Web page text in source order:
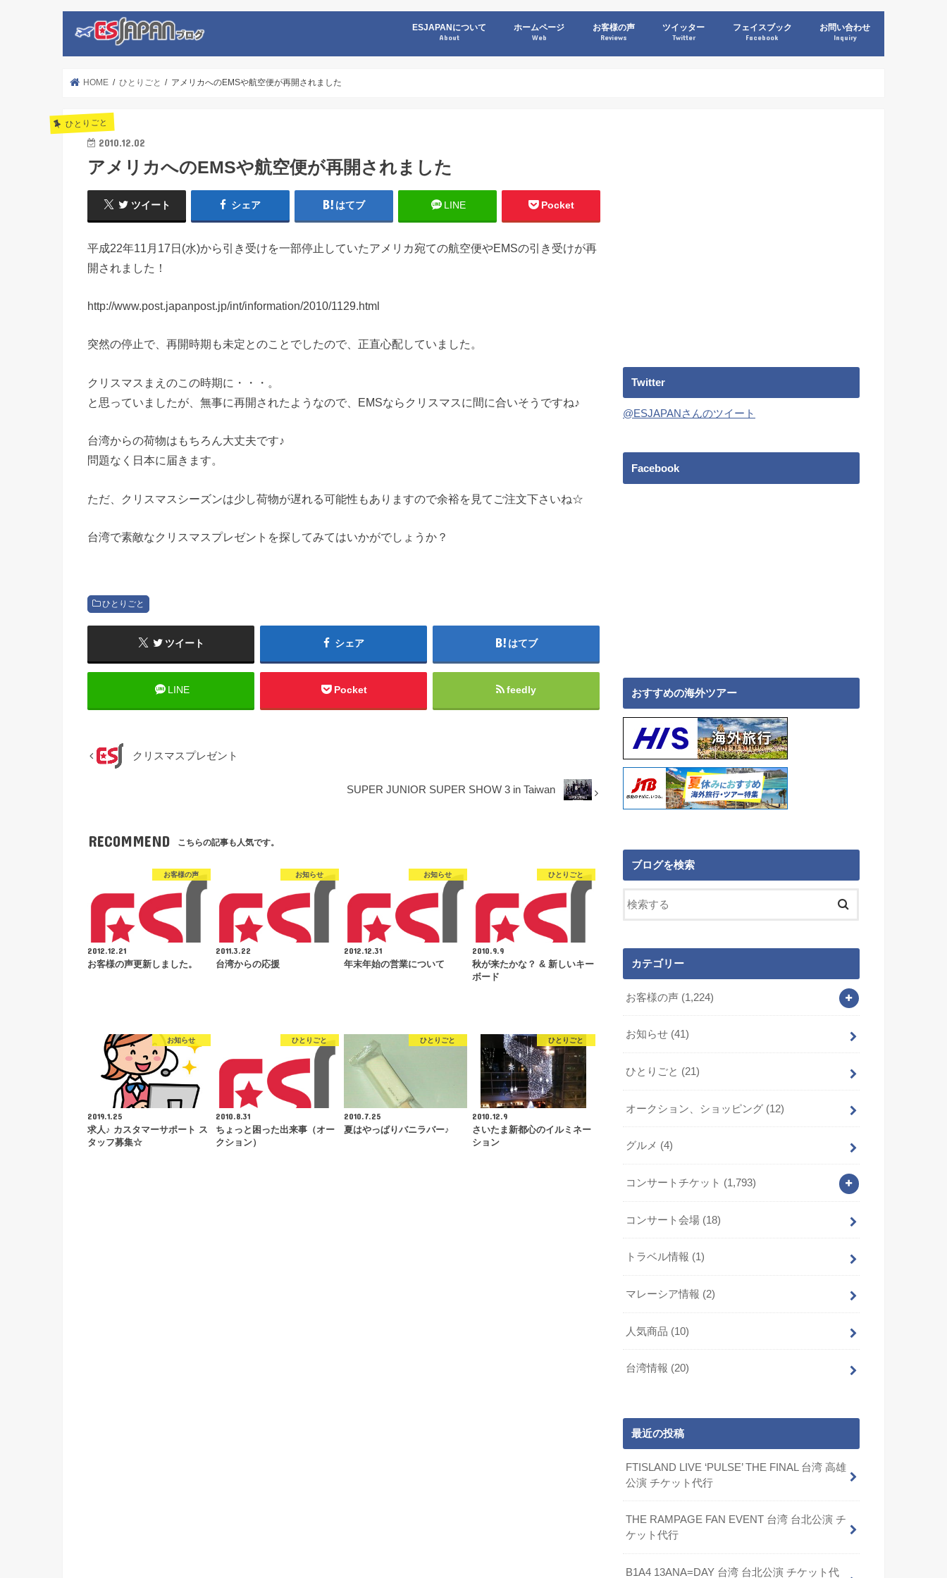
ESJAPANについて
About
ホームページ
Web
お客様の声
Reviews
ツイッター
Twitter
フェイスブック
Facebook
お問い合わせ
Inquiry
HOME ひとりごと アメリカへのEMSや航空便が再開されました
ひとりごと
2010.12.02
アメリカへのEMSや航空便が再開されました
ツイート シェア はてブ LINE Pocket
平成22年11月17日(水)から引き受けを一部停止していたアメリカ宛ての航空便やEMSの引き受けが再
開されました！
http://www.post.japanpost.jp/int/information/2010/1129.html
突然の停止で、再開時期も未定とのことでしたので、正直心配していました。
クリスマスまえのこの時期に・・・。
と思っていましたが、無事に再開されたようなので、EMSならクリスマスに間に合いそうですね♪
台湾からの荷物はもちろん大丈夫です♪
問題なく日本に届きます。
ただ、クリスマスシーズンは少し荷物が遅れる可能性もありますので余裕を見てご注文下さいね☆
台湾で素敵なクリスマスプレゼントを探してみてはいかがでしょうか？
ひとりごと
ツイート シェア はてブ
LINE Pocket feedly
クリスマスプレゼント
SUPER JUNIOR SUPER SHOW 3 in Taiwan
RECOMMEND こちらの記事も人気です。
お客様の声
2012.12.21
お客様の声更新しました。
お知らせ
2011.3.22
台湾からの応援
お知らせ
2012.12.31
年末年始の営業について
ひとりごと
2010.9.9
秋が来たかな？ & 新しいキー
ボード
お知らせ
2019.1.25
求人♪ カスタマーサポート ス
タッフ募集☆
ひとりごと
2010.8.31
ちょっと困った出来事（オー
クション）
ひとりごと
2010.7.25
夏はやっぱりバニラバー♪
ひとりごと
2010.12.9
さいたま新都心のイルミネー
ション
Twitter
@ESJAPANさんのツイート
Facebook
おすすめの海外ツアー
ブログを検索
カテゴリー
お客様の声 (1,224)
お知らせ (41)
ひとりごと (21)
オークション、ショッピング (12)
グルメ (4)
コンサートチケット (1,793)
コンサート会場 (18)
トラベル情報 (1)
マレーシア情報 (2)
人気商品 (10)
台湾情報 (20)
最近の投稿
FTISLAND LIVE ‘PULSE’ THE FINAL 台湾 高雄
公演 チケット代行
THE RAMPAGE FAN EVENT 台湾 台北公演 チ
ケット代行
B1A4 13ANA=DAY 台湾 台北公演 チケット代